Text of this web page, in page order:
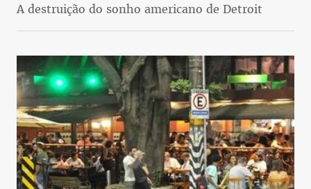
A destruição do sonho americano de Detroit